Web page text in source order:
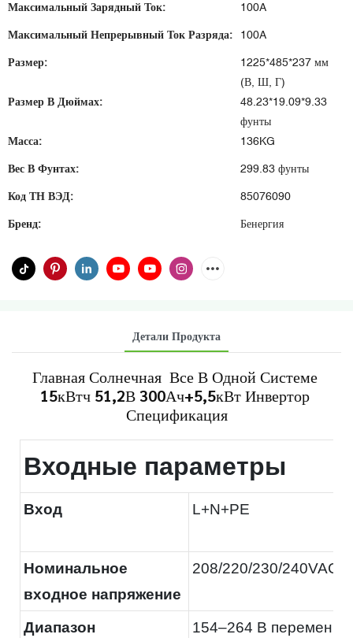
Максимальный Зарядный Ток: 100A
Максимальный Непрерывный Ток Разряда: 100A
Размер:
1225*485*237 мм
(В, Ш, Г)
Размер В Дюймах:
48.23*19.09*9.33
фунты
Масса:
136KG
Вес В Фунтах: 299.83 фунты
Код ТН ВЭД: 85076090
Бренд: Бенергия
Детали Продукта
Главная Солнечная Все В Одной Системе
15кВтч 51,2В 300Ач+5,5кВт Инвертор
Спецификация
Входные параметры
Вход L+N+PE
Номинальное
входное напряжение
208/220/230/240VAC
Диапазон
154–264 В